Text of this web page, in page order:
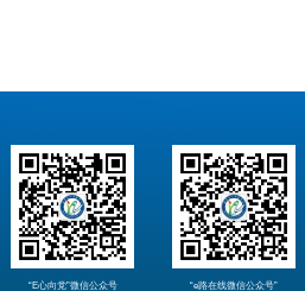
“E心向党”微信公众号 “e路在线微信公众号”